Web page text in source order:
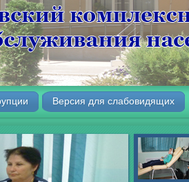
Версия для слабовидящих